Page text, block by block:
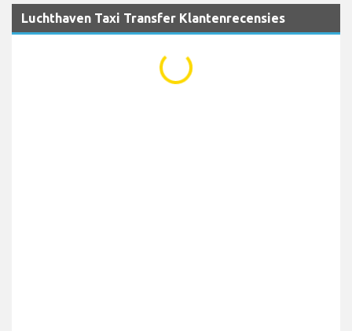
Luchthaven Taxi Transfer Klantenrecensies
...